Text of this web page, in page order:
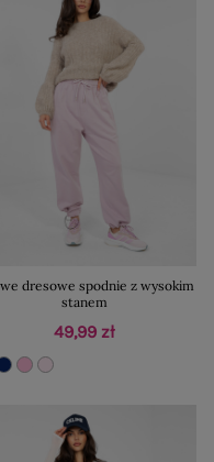
dresowe spodnie z wysokim
stanem
49,99 zł